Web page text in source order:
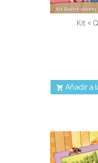
Kit «
 Añadir a